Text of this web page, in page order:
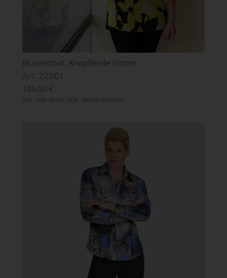
Blusenshirt, Knopfleiste hinten
Art. 22001
109,00 €
inkl. 19% MwSt. zzgl. Versandkosten